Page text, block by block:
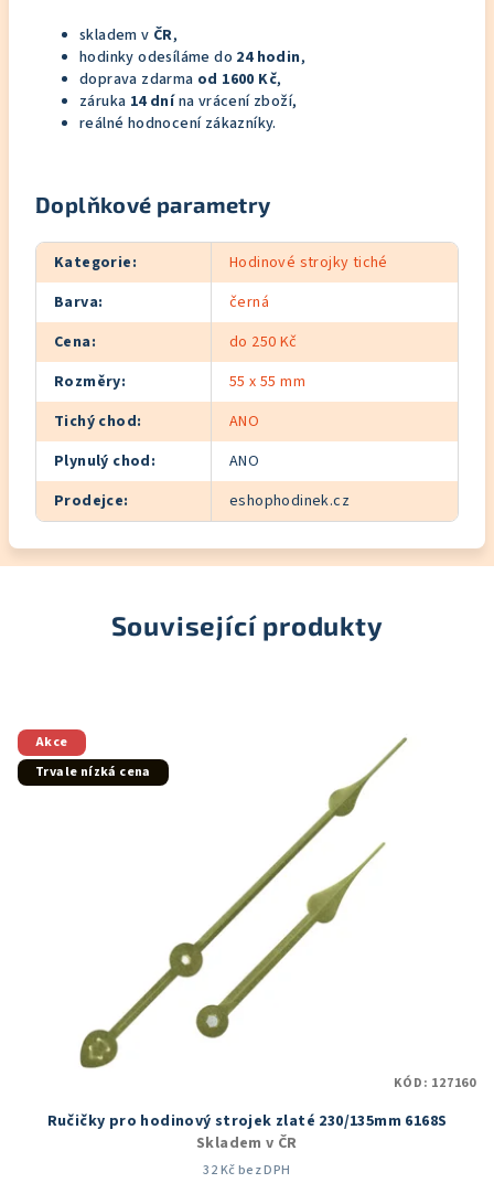
skladem v ČR,
hodinky odesíláme do 24 hodin,
doprava zdarma od 1600 Kč,
záruka 14 dnína vrácení zboží,
reálné hodnocení zákazníky.
Doplňkové parametry
Kategorie:
Hodinové strojky tiché
Barva:
černá
Cena:
do 250 Kč
Rozměry:
55 x 55 mm
Tichý chod:
ANO
Plynulý chod:
ANO
Prodejce: eshophodinek.cz
Související produkty
Akce
Trvale nízká cena
Ručičky pro hodinový strojek zlaté 230/135mm 6168S
Skladem v ČR
32 Kč bez DPH
KÓD: 127160